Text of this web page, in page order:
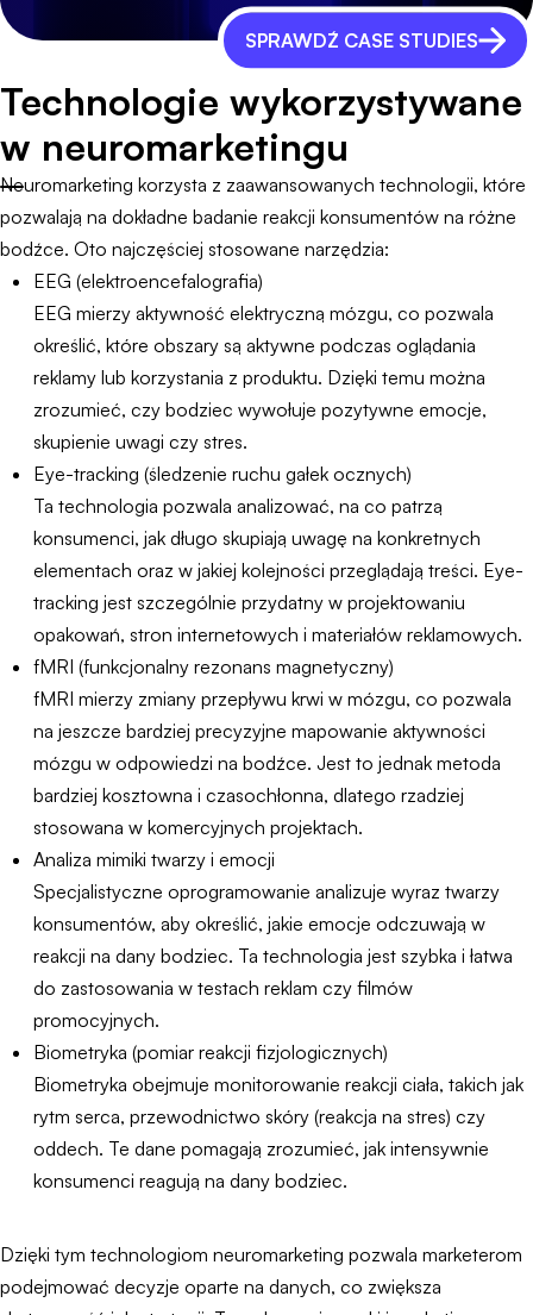
SPRAWDŹ CASE STUDIES
Technologie wykorzystywane
w neuromarketingu
Neuromarketing korzysta z zaawansowanych technologii, które
pozwalają na dokładne badanie reakcji konsumentów na różne
bodźce. Oto najczęściej stosowane narzędzia:
EEG (elektroencefalografia)
EEG mierzy aktywność elektryczną mózgu, co pozwala
określić, które obszary są aktywne podczas oglądania
reklamy lub korzystania z produktu. Dzięki temu można
zrozumieć, czy bodziec wywołuje pozytywne emocje,
skupienie uwagi czy stres.
Eye-tracking (śledzenie ruchu gałek ocznych)
Ta technologia pozwala analizować, na co patrzą
konsumenci, jak długo skupiają uwagę na konkretnych
elementach oraz w jakiej kolejności przeglądają treści. Eye-
tracking jest szczególnie przydatny w projektowaniu
opakowań, stron internetowych i materiałów reklamowych.
fMRI (funkcjonalny rezonans magnetyczny)
fMRI mierzy zmiany przepływu krwi w mózgu, co pozwala
na jeszcze bardziej precyzyjne mapowanie aktywności
mózgu w odpowiedzi na bodźce. Jest to jednak metoda
bardziej kosztowna i czasochłonna, dlatego rzadziej
stosowana w komercyjnych projektach.
Analiza mimiki twarzy i emocji
Specjalistyczne oprogramowanie analizuje wyraz twarzy
konsumentów, aby określić, jakie emocje odczuwają w
reakcji na dany bodziec. Ta technologia jest szybka i łatwa
do zastosowania w testach reklam czy filmów
promocyjnych.
Biometryka (pomiar reakcji fizjologicznych)
Biometryka obejmuje monitorowanie reakcji ciała, takich jak
rytm serca, przewodnictwo skóry (reakcja na stres) czy
oddech. Te dane pomagają zrozumieć, jak intensywnie
konsumenci reagują na dany bodziec.
Dzięki tym technologiom neuromarketing pozwala marketerom
podejmować decyzje oparte na danych, co zwiększa